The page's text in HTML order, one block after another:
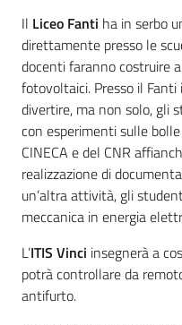
Il Liceo Fanti ha in serbo
direttamente presso le
docenti faranno costruire
fotovoltaici. Presso il
divertire, ma non solo, gli
con esperimenti sulle
CINECA e del CNR
realizzazione di
un’altra attività, gli
meccanica in energia
L’ITIS Vinci insegnerà a
potrà controllare da
antifurto.